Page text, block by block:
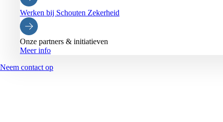
Werken bij Schouten Zekerheid
Onze partners & initiatieven
Meer info
Neem contact op